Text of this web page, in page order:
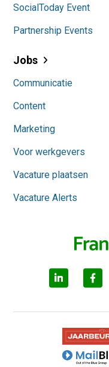
SocialToday Event
Partnership Events
Jobs
Communicatie
Content
Marketing
Voor werkgevers
Vacature plaatsen
Vacature Alerts